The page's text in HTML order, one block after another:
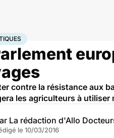
êtreAnimaux
contre la résistance aux
les agriculteurs à
La rédaction d'Allo
le 10/03/2016